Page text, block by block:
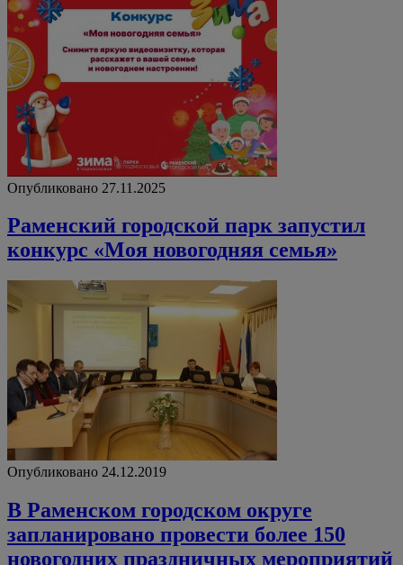
Опубликовано 27.11.2025
Раменский городской парк запустил
конкурс «Моя новогодняя семья»
Опубликовано 24.12.2019
В Раменском городском округе
запланировано провести более 150
новогодних праздничных мероприятий